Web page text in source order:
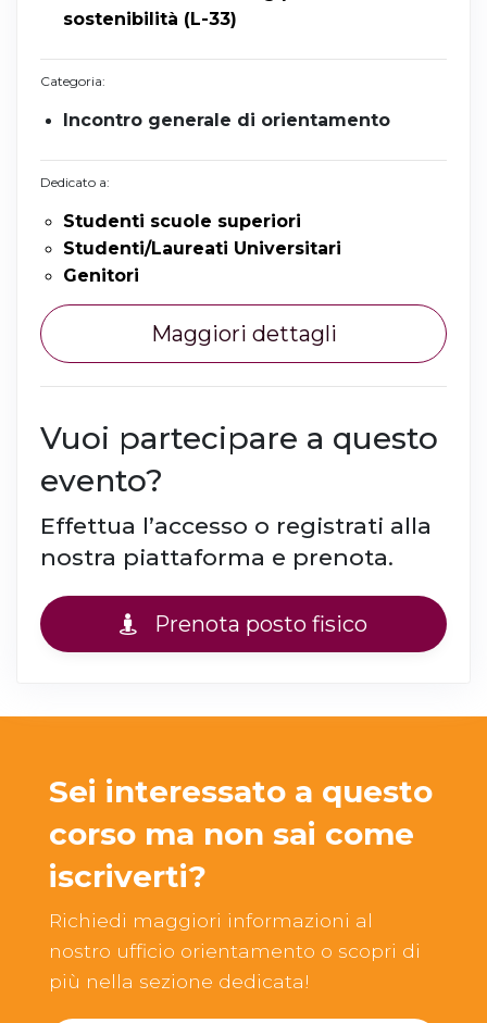
sostenibilità (L-33)
Categoria:
Incontro generale di orientamento
Dedicato a:
Studenti scuole superiori
Studenti/Laureati Universitari
Genitori
Maggiori dettagli
Vuoi partecipare a questo
evento?
Effettua l’accesso o registrati alla
nostra piattaforma e prenota.
Prenota posto fisico
Sei interessato a questo
corso ma non sai come
iscriverti?
Richiedi maggiori informazioni al
nostro ufficio orientamento o scopri di
più nella sezione dedicata!